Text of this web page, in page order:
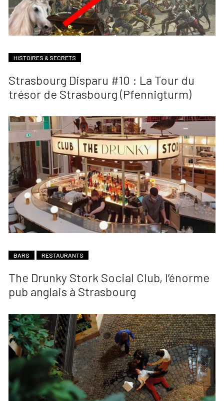
HISTOIRES & SECRETS
Strasbourg Disparu #10 : La Tour du
trésor de Strasbourg (Pfennigturm)
BARS RESTAURANTS
The Drunky Stork Social Club, l’énorme
pub anglais à Strasbourg